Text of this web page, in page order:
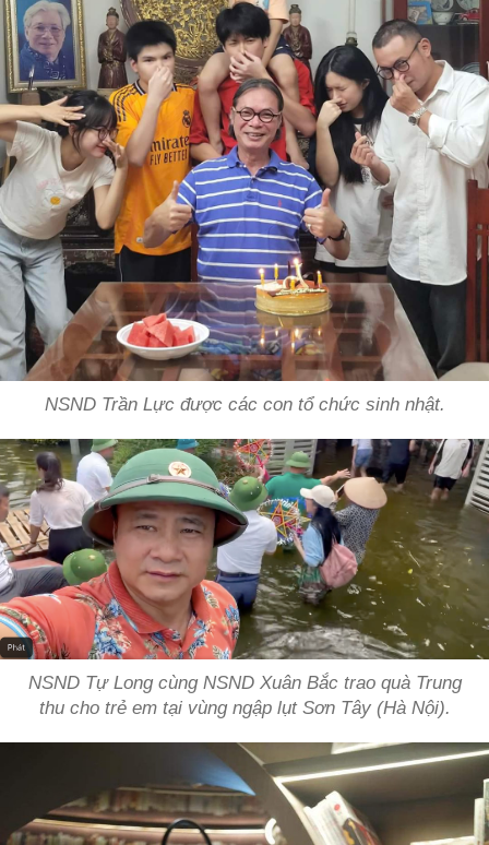
NSND Trần Lực được các con tổ chức sinh nhật.
NSND Tự Long cùng NSND Xuân Bắc trao quà Trung
thu cho trẻ em tại vùng ngập lụt Sơn Tây (Hà Nội).